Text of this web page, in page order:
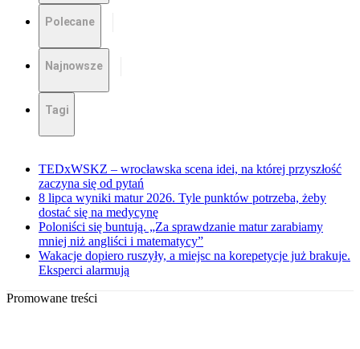
Polecane
Najnowsze
Tagi
TEDxWSKZ – wrocławska scena idei, na której przyszłość
zaczyna się od pytań
8 lipca wyniki matur 2026. Tyle punktów potrzeba, żeby
dostać się na medycynę
Poloniści się buntują. „Za sprawdzanie matur zarabiamy
mniej niż angliści i matematycy”
Wakacje dopiero ruszyły, a miejsc na korepetycje już brakuje.
Eksperci alarmują
Promowane treści